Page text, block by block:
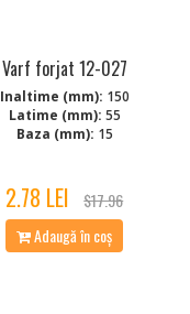
Varf forjat 12-027
Inaltime (mm): 150
Latime (mm): 55
Baza (mm): 15
2.78 LEI
$17.96
Adaugă în coș